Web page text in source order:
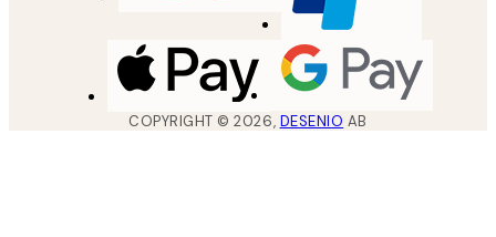
COPYRIGHT ©2026, DESENIO AB